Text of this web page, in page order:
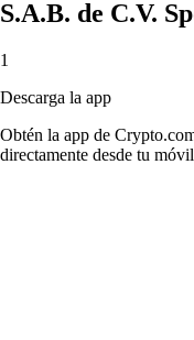
S.A.B. de C.V.
1
Descarga la app
Obtén la app de
directamente desde tu